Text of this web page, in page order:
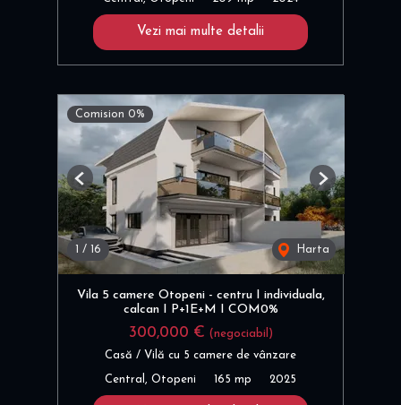
Vezi mai multe detalii
Comision 0%
/ 16 Harta
Previous Next
Vila 5 camere Otopeni - centru I individuala,
calcan I P+1E+M I COM0%
300,000 € (negociabil)
Casă / Vilă cu 5 camere de vânzare
Central, Otopeni 165 mp 2025